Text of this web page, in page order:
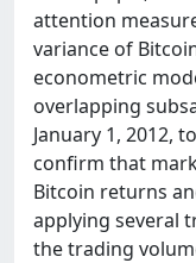
attention
variance of
econometric
overlapping
January 1, 2012,
confirm that
Bitcoin returns
applying several
the trading